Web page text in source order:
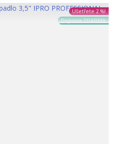
Ušetřete 2 %!
Doprava ZDARMA